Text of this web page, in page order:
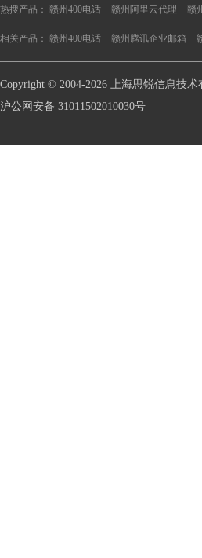
热搜产品： 赣州400电话 赣州阿里云代理 赣
相关产品： 赣州400电话 赣州腾讯企业邮箱
Copyright © 2004-2026 上海思锐信息技术
沪公网安备 31011502010030号